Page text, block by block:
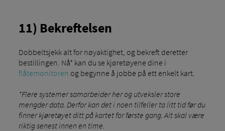
11) Bekreftelsen
Dobbeltsjekk alt for nøyaktighet, og bekreft deretter
bestillingen. Nå* kan du se kjøretøyene dine i
flåtemonitoren og begynne å jobbe på ett enkelt kart.
*Flere systemer samarbeider her og utveksler store
mengder data. Derfor kan det i noen tilfeller ta litt tid før du
finner kjøretøyet ditt på kartet for første gang. Alt skal være
riktig senest innen en time.